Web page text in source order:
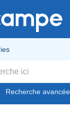
Recherche avancée